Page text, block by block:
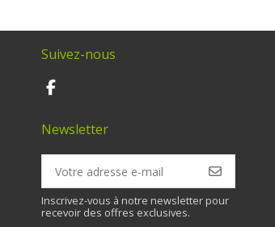
Suivez-nous
Newsletter
Inscrivez-vous à notre newsletter pour
recevoir des offres exclusives.